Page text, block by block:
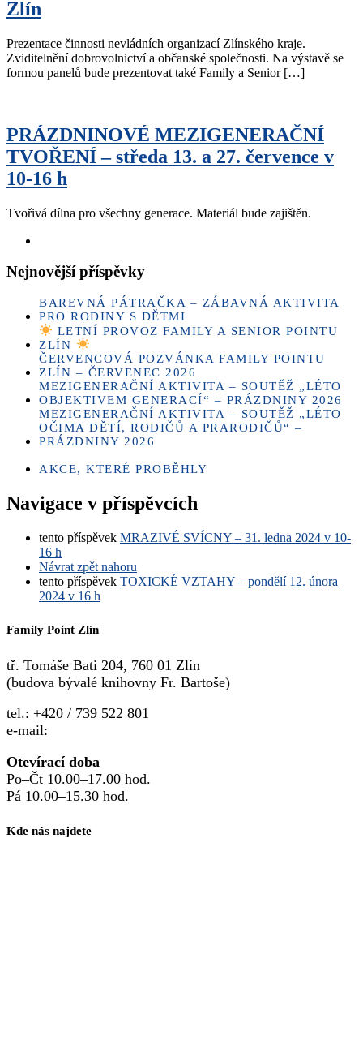
Zlín
Prezentace činnosti nevládních organizací Zlínského kraje.
Zviditelnění dobrovolnictví a občanské společnosti. Na výstavě se
formou panelů bude prezentovat také Family a Senior […]
PRÁZDNINOVÉ MEZIGENERAČNÍ
TVOŘENÍ – středa 13. a 27. července v
10-16 h
Tvořivá dílna pro všechny generace. Materiál bude zajištěn.
Nejnovější příspěvky
BAREVNÁ PÁTRAČKA – ZÁBAVNÁ AKTIVITA
PRO RODINY S DĚTMI
LETNÍ PROVOZ FAMILY A SENIOR POINTU
ZLÍN
ČERVENCOVÁ POZVÁNKA FAMILY POINTU
ZLÍN – ČERVENEC 2026
MEZIGENERAČNÍ AKTIVITA – SOUTĚŽ „LÉTO
OBJEKTIVEM GENERACÍ“ – PRÁZDNINY 2026
MEZIGENERAČNÍ AKTIVITA – SOUTĚŽ „LÉTO
OČIMA DĚTÍ, RODIČŮ A PRARODIČŮ“ –
PRÁZDNINY 2026
AKCE, KTERÉ PROBĚHLY
Navigace v příspěvcích
tento příspěvek MRAZIVÉ SVÍCNY – 31. ledna 2024 v 10-
16 h
Návrat zpět nahoru
tento příspěvek TOXICKÉ VZTAHY – pondělí 12. února
2024 v 16 h
Family Point Zlín
tř. Tomáše Bati 204, 760 01 Zlín
(budova bývalé knihovny Fr. Bartoše)
tel.: +420 / 739 522 801
e-mail:
Otevírací doba
Po–Čt 10.00–17.00 hod.
Pá 10.00–15.30 hod.
Kde nás najdete